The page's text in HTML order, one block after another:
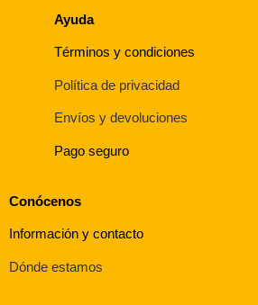
Ayuda
Términos y condiciones
Política de privacidad
Envíos y devoluciones
Pago seguro
Conócenos
Información y contacto
Dónde estamos